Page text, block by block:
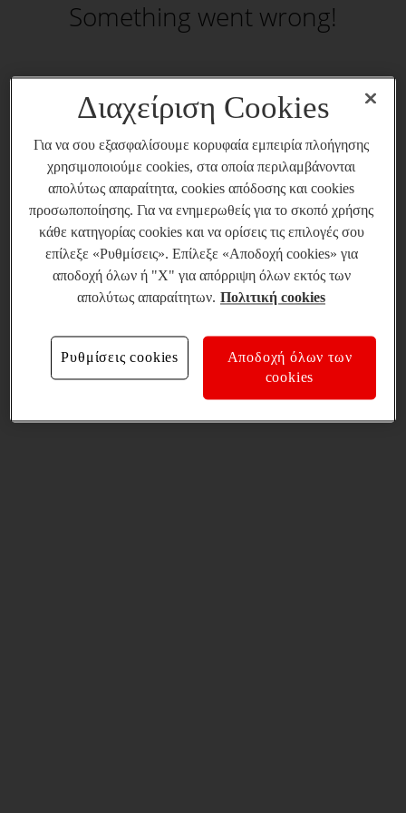
Something went wrong!
Διαχείριση Cookies
Για να σου εξασφαλίσουμε κορυφαία εμπειρία πλοήγησης
χρησιμοποιούμε cookies, στα οποία περιλαμβάνονται
απολύτως απαραίτητα, cookies απόδοσης και cookies
προσωποποίησης. Για να ενημερωθείς για το σκοπό χρήσης
κάθε κατηγορίας cookies και να ορίσεις τις επιλογές σου
επίλεξε «Ρυθμίσεις». Επίλεξε «Αποδοχή cookies» για
αποδοχή όλων ή "X" για απόρριψη όλων εκτός των
απολύτως απαραίτητων. Πολιτική cookies
Ρυθμίσεις cookies
Αποδοχή όλων των
cookies